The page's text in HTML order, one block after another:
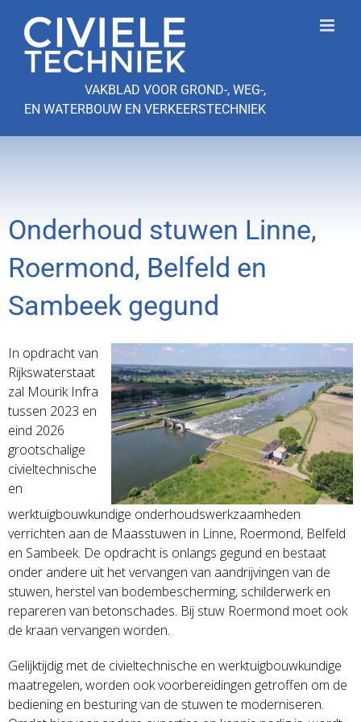
naar
inhoud
VAKBLAD VOOR GROND-, WEG-,
EN WATERBOUW EN VERKEERSTECHNIEK
Onderhoud stuwen Linne,
Roermond, Belfeld en
Sambeek gegund
In opdracht van
Rijkswaterstaat
zal Mourik Infra
tussen 2023 en
eind 2026
grootschalige
civieltechnische
en
werktuigbouwkundige onderhoudswerkzaamheden
verrichten aan de Maasstuwen in Linne, Roermond, Belfeld
en Sambeek. De opdracht is onlangs gegund en bestaat
onder andere uit het vervangen van aandrijvingen van de
stuwen, herstel van bodembescherming, schilderwerk en
repareren van betonschades. Bij stuw Roermond moet ook
de kraan vervangen worden.
Gelijktijdig met de civieltechnische en werktuigbouwkundige
maatregelen, worden ook voorbereidingen getroffen om de
bediening en besturing van de stuwen te moderniseren.